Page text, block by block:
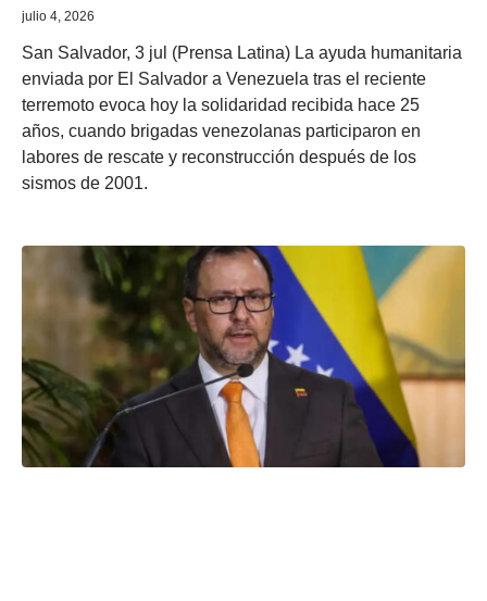
julio 4, 2026
San Salvador, 3 jul (Prensa Latina) La ayuda humanitaria
enviada por El Salvador a Venezuela tras el reciente
terremoto evoca hoy la solidaridad recibida hace 25
años, cuando brigadas venezolanas participaron en
labores de rescate y reconstrucción después de los
sismos de 2001.